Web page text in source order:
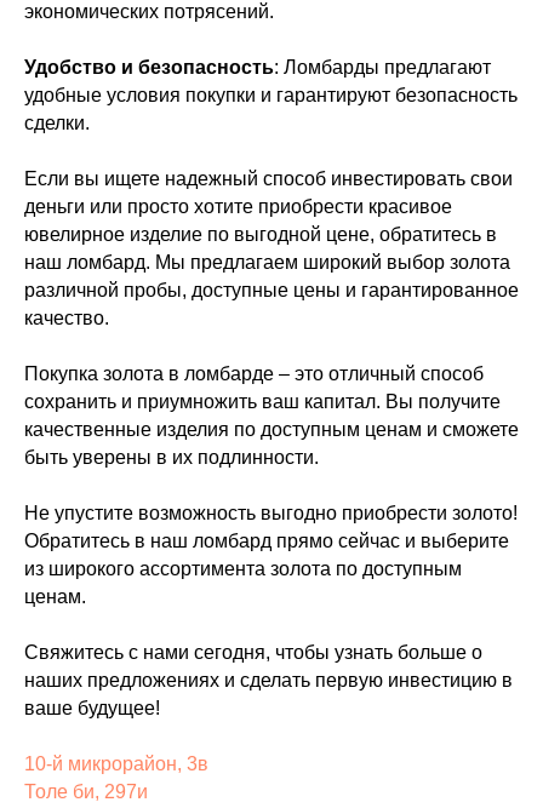
экономических потрясений.
Удобство и безопасность: Ломбарды предлагают
удобные условия покупки и гарантируют безопасность
сделки.
Если вы ищете надежный способ инвестировать свои
деньги или просто хотите приобрести красивое
ювелирное изделие по выгодной цене, обратитесь в
наш ломбард. Мы предлагаем широкий выбор золота
различной пробы, доступные цены и гарантированное
качество.
Покупка золота в ломбарде – это отличный способ
сохранить и приумножить ваш капитал. Вы получите
качественные изделия по доступным ценам и сможете
быть уверены в их подлинности.
Не упустите возможность выгодно приобрести золото!
Обратитесь в наш ломбард прямо сейчас и выберите
из широкого ассортимента золота по доступным
ценам.
Свяжитесь с нами сегодня, чтобы узнать больше о
наших предложениях и сделать первую инвестицию в
ваше будущее!
10-й микрорайон, 3в
Толе би, 297и